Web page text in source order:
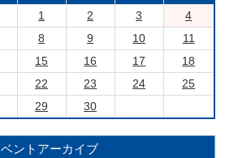
1
2 3
4
8 9 10
11
15 16 17
18
22 23 24
25
29 30
ントアーカイブ